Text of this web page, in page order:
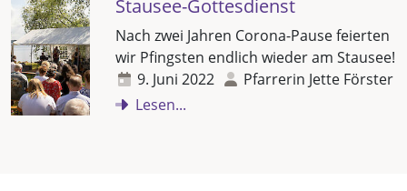
Stausee-Gottesdienst
Nach zwei Jahren Corona-Pause feierten
wir Pfingsten endlich wieder am Stausee!
9. Juni 2022
Pfarrerin Jette Förster
Lesen...